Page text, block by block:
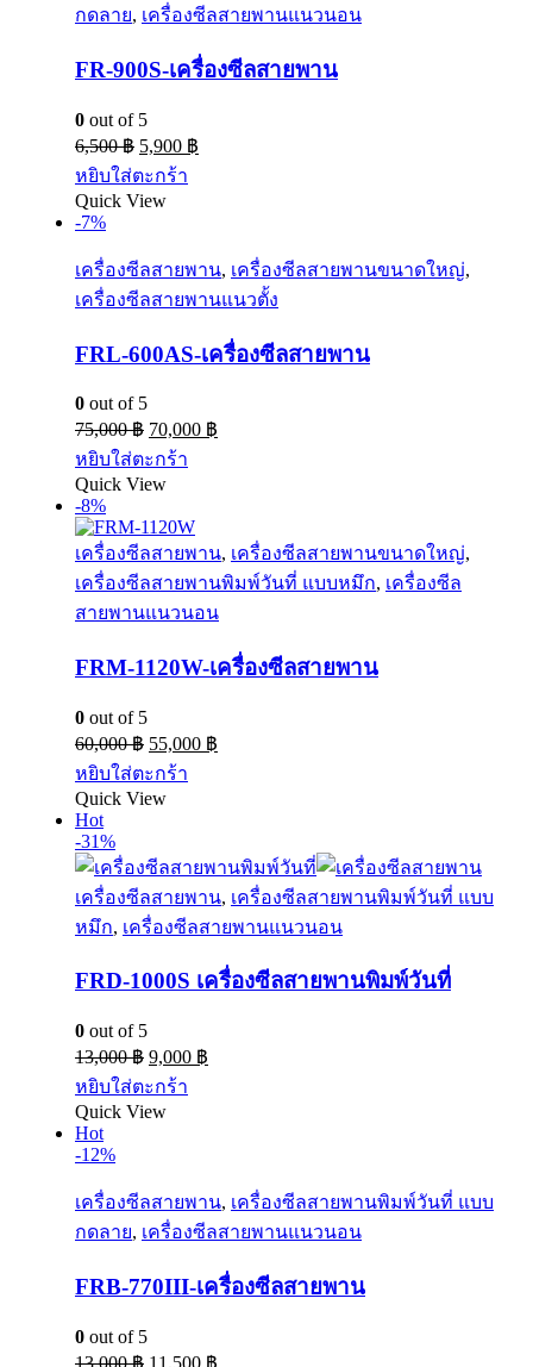
กดลาย, เครื่องซีลสายพานแนวนอน
FR-900S-เครื่องซีลสายพาน
0 out of 5
6,500฿ 5,900 ฿
หยิบใส่ตะกร้า
Quick View
-7%
เครื่องซีลสายพาน, เครื่องซีลสายพานขนาดใหญ่,
เครื่องซีลสายพานแนวตั้ง
FRL-600AS-เครื่องซีลสายพาน
0 out of 5
75,000฿ 70,000 ฿
หยิบใส่ตะกร้า
Quick View
-8%
เครื่องซีลสายพาน, เครื่องซีลสายพานขนาดใหญ่,
เครื่องซีลสายพานพิมพ์วันที่ แบบหมึก, เครื่องซีล
สายพานแนวนอน
FRM-1120W-เครื่องซีลสายพาน
0 out of 5
60,000฿ 55,000 ฿
หยิบใส่ตะกร้า
Quick View
Hot
-31%
เครื่องซีลสายพาน, เครื่องซีลสายพานพิมพ์วันที่ แบบ
หมึก, เครื่องซีลสายพานแนวนอน
FRD-1000S เครื่องซีลสายพานพิมพ์วันที่
0 out of 5
13,000฿ 9,000 ฿
หยิบใส่ตะกร้า
Quick View
Hot
-12%
เครื่องซีลสายพาน, เครื่องซีลสายพานพิมพ์วันที่ แบบ
กดลาย, เครื่องซีลสายพานแนวนอน
FRB-770III-เครื่องซีลสายพาน
0 out of 5
13,000฿ 11,500 ฿